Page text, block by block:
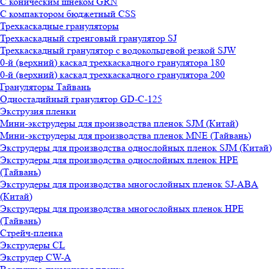
С компактором бюджетный CSS
Трехкаскадные грануляторы
Трехкаскадный стренговый гранулятор SJ
Трехкаскадный гранулятор с водокольцевой резкой SJW
0-й (верхний) каскад трехкаскадного гранулятора 180
0-й (верхний) каскад трехкаскадного гранулятора 200
Грануляторы Тайвань
Одностадийный гранулятор GD-C-125
Экструзия пленки
Мини-экструдеры для производства пленок SJM (Китай)
Мини-экструдеры для производства пленок MNE (Тайвань)
Экструдеры для производства однослойных пленок SJM (Китай)
Экструдеры для производства однослойных пленок HPE
(Тайвань)
Экструдеры для производства многослойных пленок SJ-ABA
(Китай)
Экструдеры для производства многослойных пленок HPE
(Тайвань)
Стрейч-пленка
Экструдеры CL
Экструдер CW-A